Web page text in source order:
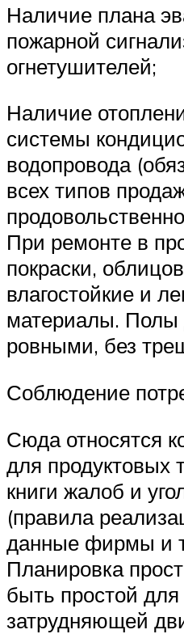
Наличие плана
пожарной
огнетушителей;
Наличие
системы
водопровода
всех типов
При ремонте в
покраски,
влагостойкие и
материалы.
ровными, без
Соблюдение
Сюда относятся
для продуктовых
книги жалоб и
(правила
данные фирмы и
Планировка
быть простой для
затрудняющей